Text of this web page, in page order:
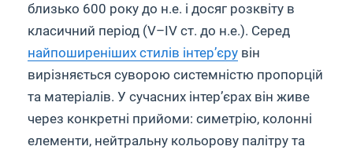
близько 600 року до н.е. і досяг розквіту в
класичний період (V–IV ст. до н.е.). Серед
найпоширеніших стилів інтерʼєру він
вирізняється суворою системністю пропорцій
та матеріалів. У сучасних інтер’єрах він живе
через конкретні прийоми: симетрію, колонні
елементи, нейтральну кольорову палітру та